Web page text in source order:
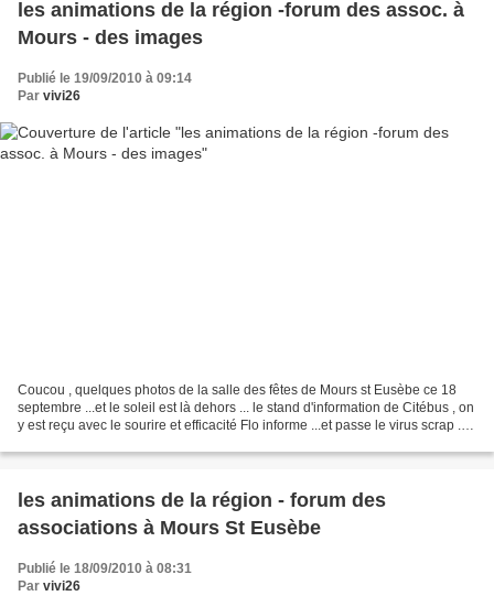
les animations de la région -forum des assoc. à
Mours - des images
Publié le 19/09/2010 à 09:14
Par vivi26
Coucou , quelques photos de la salle des fêtes de Mours st Eusèbe ce 18
septembre ...et le soleil est là dehors ... le stand d'information de Citébus , on
y est reçu avec le sourire et efficacité Flo informe ...et passe le virus scrap ....
les animations de la région - forum des
associations à Mours St Eusèbe
Publié le 18/09/2010 à 08:31
Par vivi26